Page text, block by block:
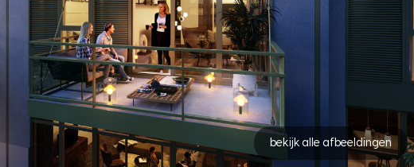
bekijk alle afbeeldingen